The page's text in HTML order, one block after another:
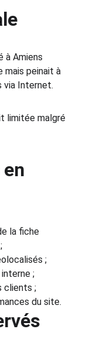
à Amiens
mais peinait à
via Internet.
limitée malgré
la fiche
;
;
clients ;
du site.